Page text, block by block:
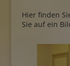
Hier finden
Sie auf ein